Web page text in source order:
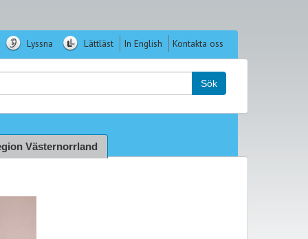
Lyssna Lättläst In English Kontakta oss
Sök
Västernorrland